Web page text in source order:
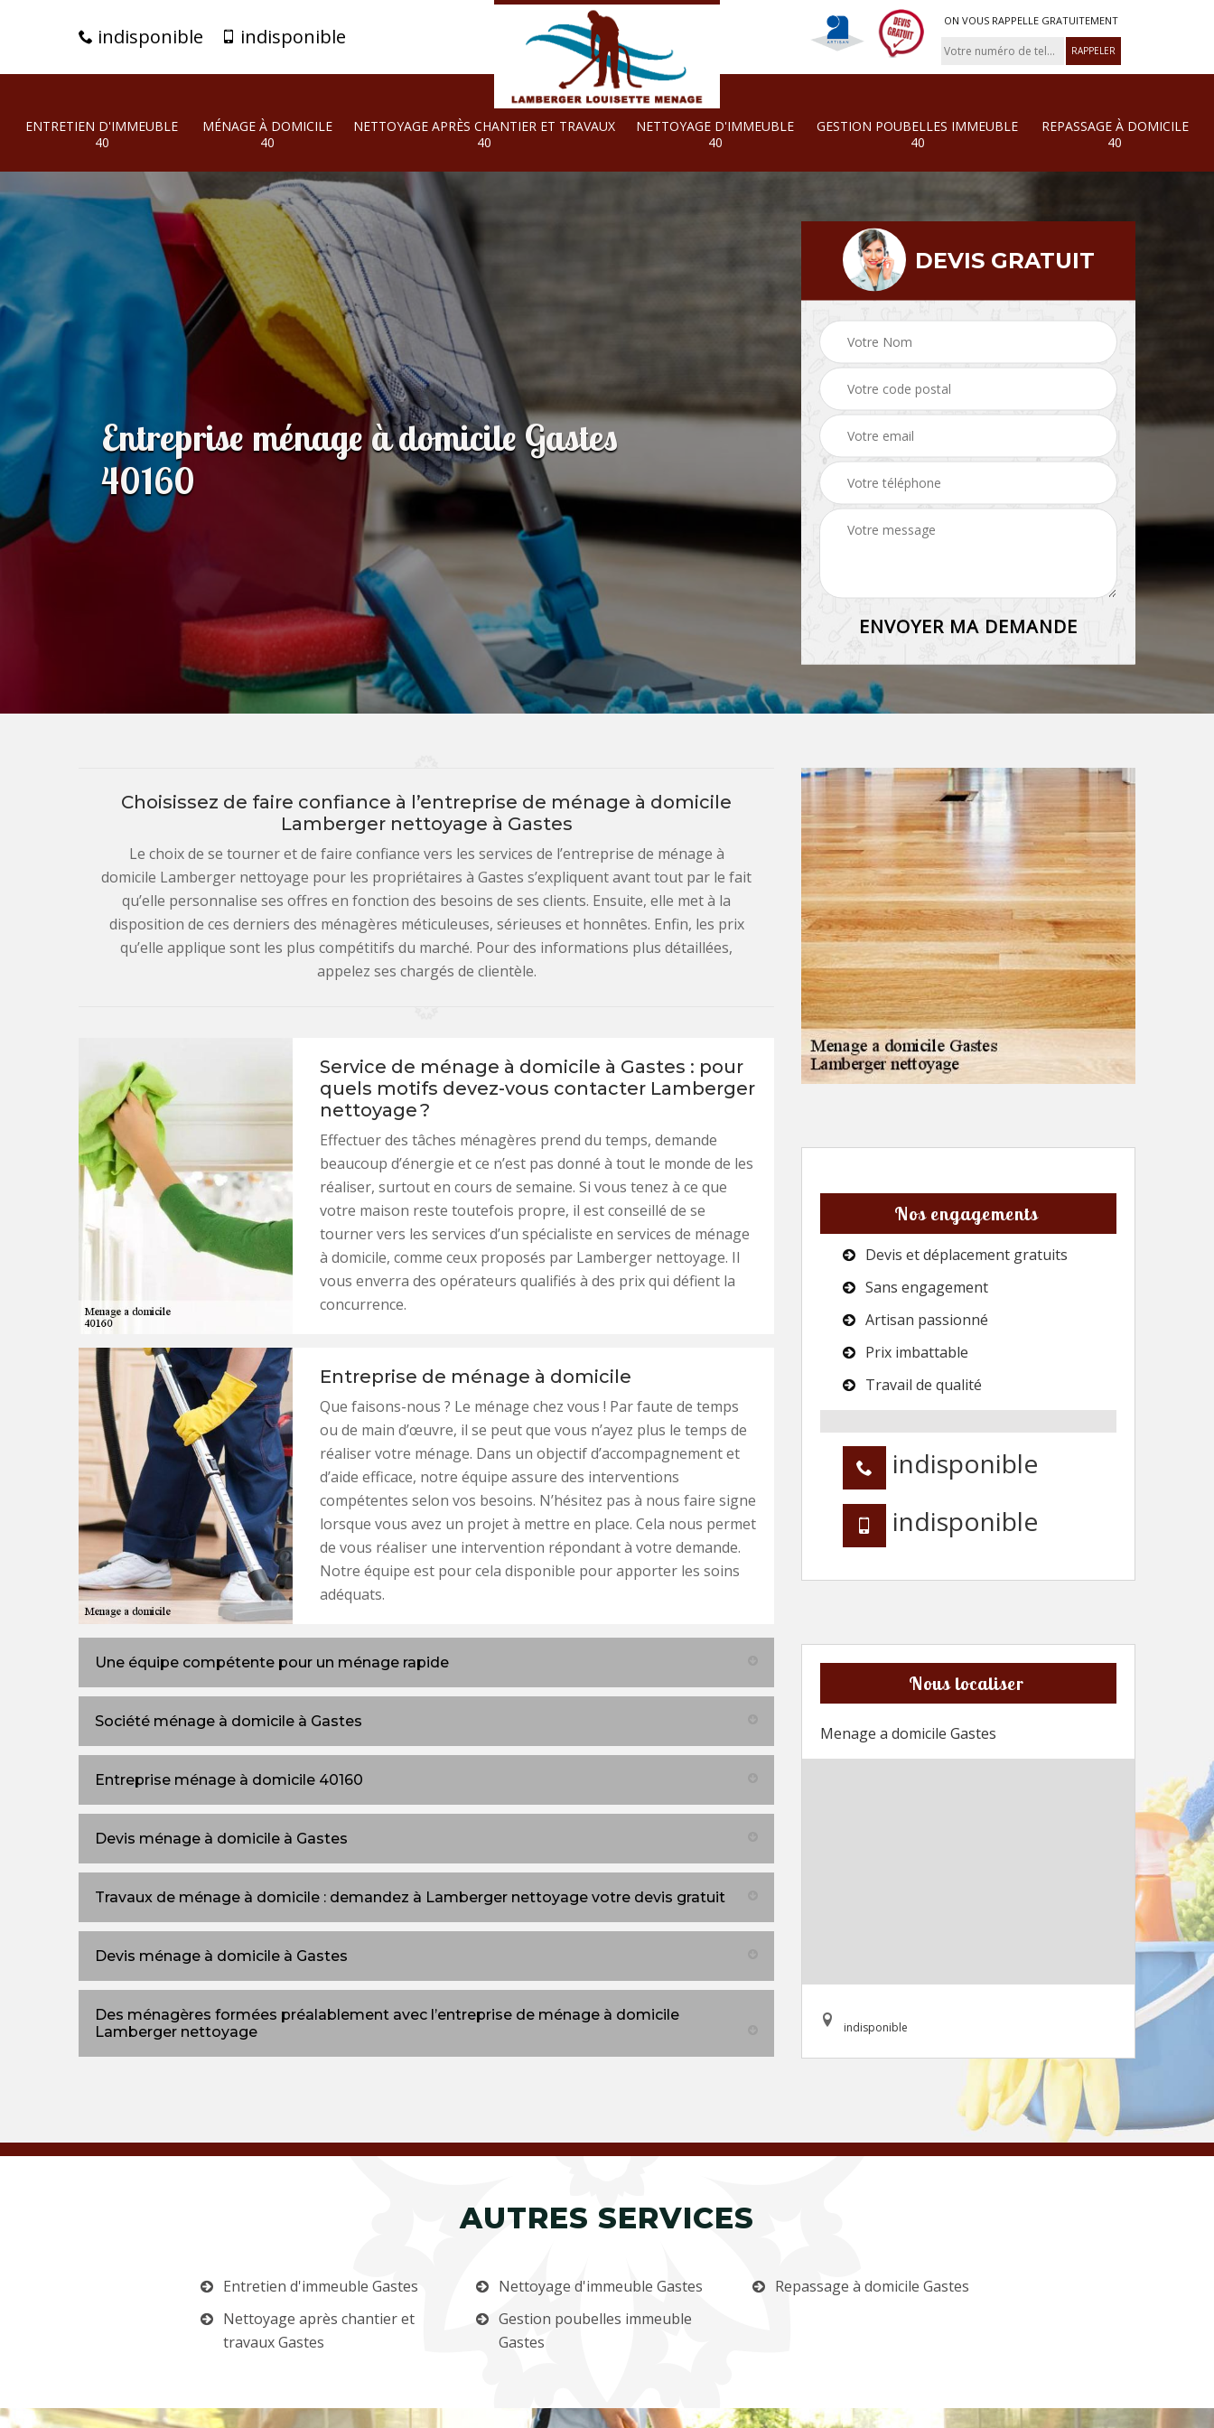
indisponible indisponible
ON VOUS RAPPELLE GRATUITEMENT
ENTRETIEN D'IMMEUBLE
40
MÉNAGE À DOMICILE
40
NETTOYAGE APRÈS CHANTIER ET TRAVAUX
40
NETTOYAGE D'IMMEUBLE
40
GESTION POUBELLES IMMEUBLE
40
REPASSAGE À DOMICILE
40
Entreprise ménage à domicile Gastes
40160
DEVIS GRATUIT
Choisissez de faire confiance à l’entreprise de ménage à domicile
Lamberger nettoyage à Gastes
Le choix de se tourner et de faire confiance vers les services de l’entreprise de ménage à
domicile Lamberger nettoyage pour les propriétaires à Gastes s’expliquent avant tout par le fait
qu’elle personnalise ses offres en fonction des besoins de ses clients. Ensuite, elle met à la
disposition de ces derniers des ménagères méticuleuses, sérieuses et honnêtes. Enfin, les prix
qu’elle applique sont les plus compétitifs du marché. Pour des informations plus détaillées,
appelez ses chargés de clientèle.
Service de ménage à domicile à Gastes : pour
quels motifs devez-vous contacter Lamberger
nettoyage ?
Effectuer des tâches ménagères prend du temps, demande
beaucoup d’énergie et ce n’est pas donné à tout le monde de les
réaliser, surtout en cours de semaine. Si vous tenez à ce que
votre maison reste toutefois propre, il est conseillé de se
tourner vers les services d’un spécialiste en services de ménage
à domicile, comme ceux proposés par Lamberger nettoyage. Il
vous enverra des opérateurs qualifiés à des prix qui défient la
concurrence.
Entreprise de ménage à domicile
Que faisons-nous ? Le ménage chez vous ! Par faute de temps
ou de main d’œuvre, il se peut que vous n’ayez plus le temps de
réaliser votre ménage. Dans un objectif d’accompagnement et
d’aide efficace, notre équipe assure des interventions
compétentes selon vos besoins. N’hésitez pas à nous faire signe
lorsque vous avez un projet à mettre en place. Cela nous permet
de vous réaliser une intervention répondant à votre demande.
Notre équipe est pour cela disponible pour apporter les soins
adéquats.
Une équipe compétente pour un ménage rapide
Société ménage à domicile à Gastes
Entreprise ménage à domicile 40160
Devis ménage à domicile à Gastes
Travaux de ménage à domicile : demandez à Lamberger nettoyage votre devis gratuit
Devis ménage à domicile à Gastes
Des ménagères formées préalablement avec l’entreprise de ménage à domicile
Lamberger nettoyage
Nos engagements
Devis et déplacement gratuits
Sans engagement
Artisan passionné
Prix imbattable
Travail de qualité
indisponible
indisponible
Nous localiser
Menage a domicile Gastes
indisponible
AUTRES SERVICES
Entretien d'immeuble Gastes
Nettoyage après chantier et
travaux Gastes
Nettoyage d'immeuble Gastes
Gestion poubelles immeuble
Gastes
Repassage à domicile Gastes